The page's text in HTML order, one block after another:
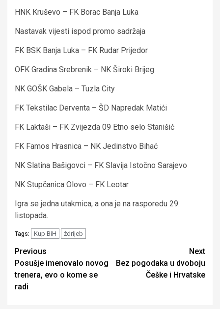
HNK Kruševo – FK Borac Banja Luka
Nastavak vijesti ispod promo sadržaja
FK BSK Banja Luka – FK Rudar Prijedor
OFK Gradina Srebrenik – NK Široki Brijeg
NK GOŠK Gabela – Tuzla City
FK Tekstilac Derventa – ŠD Napredak Matići
FK Laktaši – FK Zvijezda 09 Etno selo Stanišić
FK Famos Hrasnica – NK Jedinstvo Bihać
NK Slatina Bašigovci – FK Slavija Istočno Sarajevo
NK Stupčanica Olovo – FK Leotar
Igra se jedna utakmica, a ona je na rasporedu 29.
listopada.
Tags: Kup BiH ždrijeb
Continue
Reading
Previous
Posušje imenovalo novog
trenera, evo o kome se
radi
Next
Bez pogodaka u dvoboju
Češke i Hrvatske